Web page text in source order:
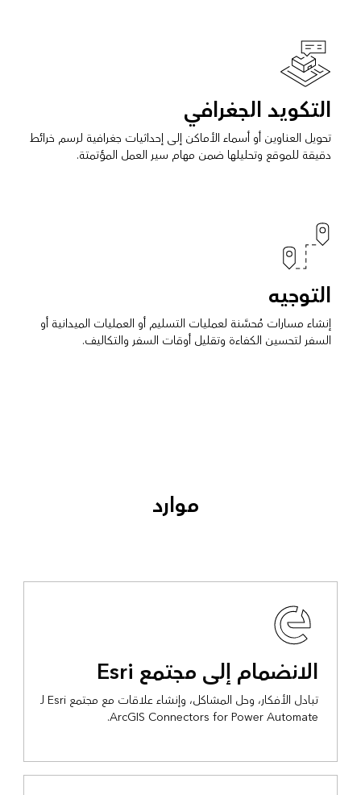
التكويد الجغرافي
تحويل العناوين أو أسماء الأماكن إلى إحداثيات جغرافية لرسم خرائط
دقيقة للموقع وتحليلها ضمن مهام سير العمل المؤتمتة.
التوجيه
إنشاء مسارات مُحسَّنة لعمليات التسليم أو العمليات الميدانية أو
السفر لتحسين الكفاءة وتقليل أوقات السفر والتكاليف.
موارد
الانضمام إلى مجتمع Esri
تبادل الأفكار، وحل المشاكل، وإنشاء علاقات مع مجتمع Esri لـ
ArcGIS Connectors for Power Automate.